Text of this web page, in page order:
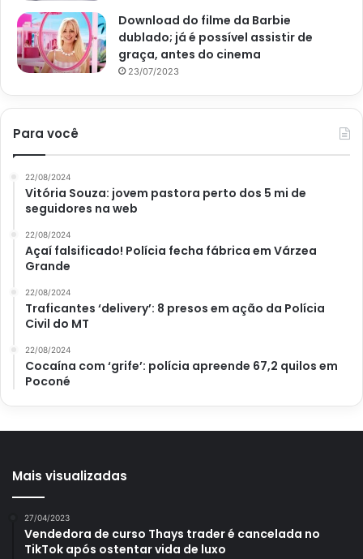
Download do filme da Barbie
dublado; já é possível assistir de
graça, antes do cinema
23/07/2023
Para você
22/08/2024
Vitória Souza: jovem pastora perto dos 5 mi de
seguidores na web
22/08/2024
Açaí falsificado! Polícia fecha fábrica em Várzea
Grande
22/08/2024
Traficantes ‘delivery’: 8 presos em ação da Polícia
Civil do MT
22/08/2024
Cocaína com ‘grife’: polícia apreende 67,2 quilos em
Poconé
Mais visualizadas
27/04/2023
Vendedora de curso Thays trader é cancelada no
TikTok após ostentar vida de luxo